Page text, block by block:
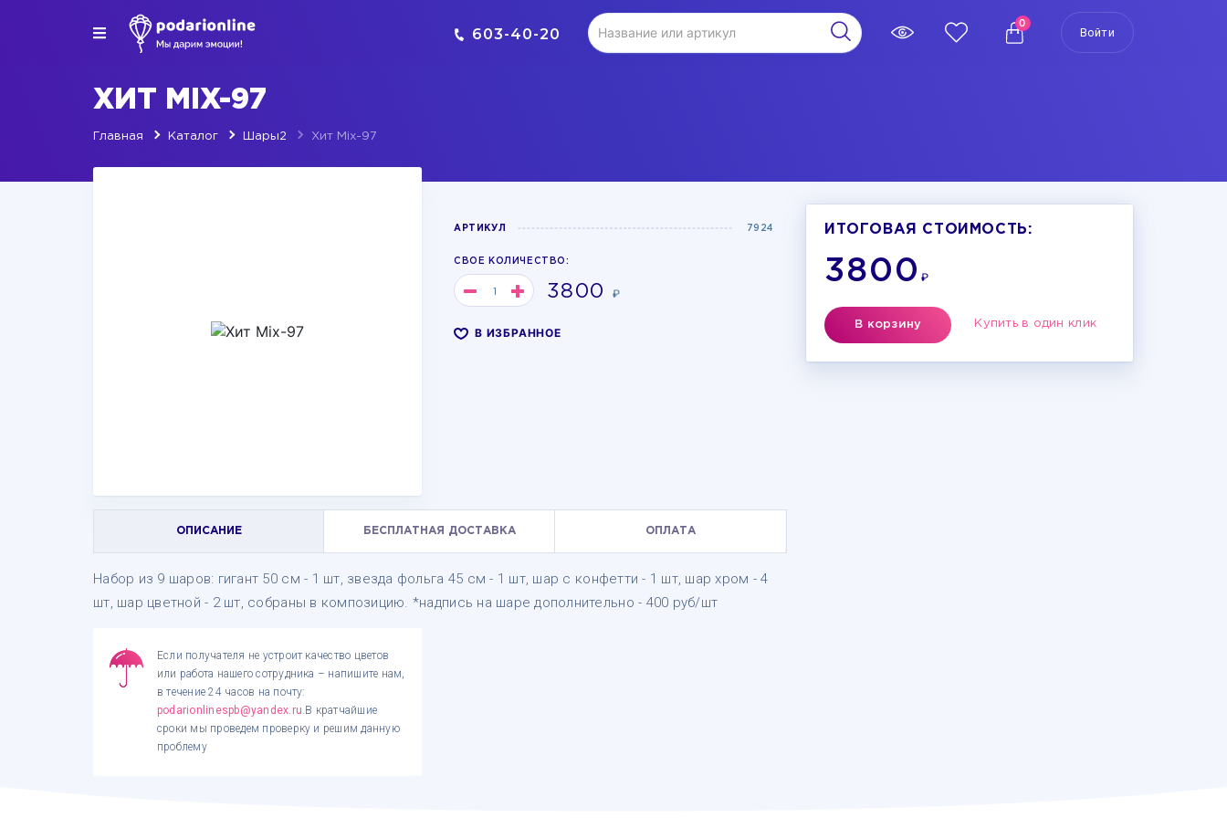
603-40-20
0
Войти
ХИТ MIX-97
Главная Каталог Шары2 Хит Mix-97
АРТИКУЛ 7924
СВОЕ КОЛИЧЕСТВО:
3800 ₽
В ИЗБРАННОЕ
ОПИСАНИЕ БЕСПЛАТНАЯ ДОСТАВКА ОПЛАТА
Набор из 9 шаров: гигант 50 см - 1 шт, звезда фольга 45 см - 1 шт, шар с конфетти - 1 шт, шар хром - 4
шт, шар цветной - 2 шт, собраны в композицию. *надпись на шаре дополнительно - 400 руб/шт
Если получателя не устроит качество цветов
или работа нашего сотрудника – напишите нам,
в течение 24 часов на почту:
podarionlinespb@yandex.ru.В кратчайшие
сроки мы проведем проверку и решим данную
проблему
ИТОГОВАЯ СТОИМОСТЬ:
3800 ₽
В корзину Купить в один клик